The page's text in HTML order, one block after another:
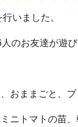
いました。
のお友達が遊び
おままごと、
ニトマトの苗